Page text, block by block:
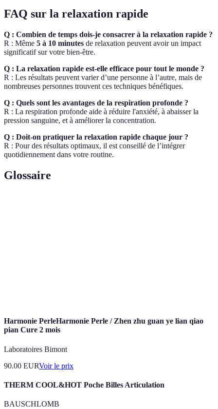
FAQ sur la relaxation rapide
Q : Combien de temps dois-je consacrer à la relaxation rapide ?
R : Même 5 à 10 minutes de relaxation peuvent avoir un impact
significatif sur votre bien-être.
Q : La relaxation rapide est-elle efficace pour tout le monde ?
R : Les résultats peuvent varier d’une personne à l’autre, mais de
nombreuses personnes trouvent ces techniques bénéfiques.
Q : Quels sont les avantages de la respiration profonde ?
R : La respiration profonde aide à réduire l'anxiété, à abaisser la
pression sanguine, et à améliorer la concentration.
Q : Doit-on pratiquer la relaxation rapide chaque jour ?
R : Pour des résultats optimaux, il est conseillé de l’intégrer
quotidiennement dans votre routine.
Glossaire
Harmonie PerleHarmonie Perle / Zhen zhu guan ye lian qiao
pian Cure 2 mois
Laboratoires Bimont
90.00 EURVoir le prix
THERM COOL&HOT Poche Billes Articulation
BAUSCHLOMB